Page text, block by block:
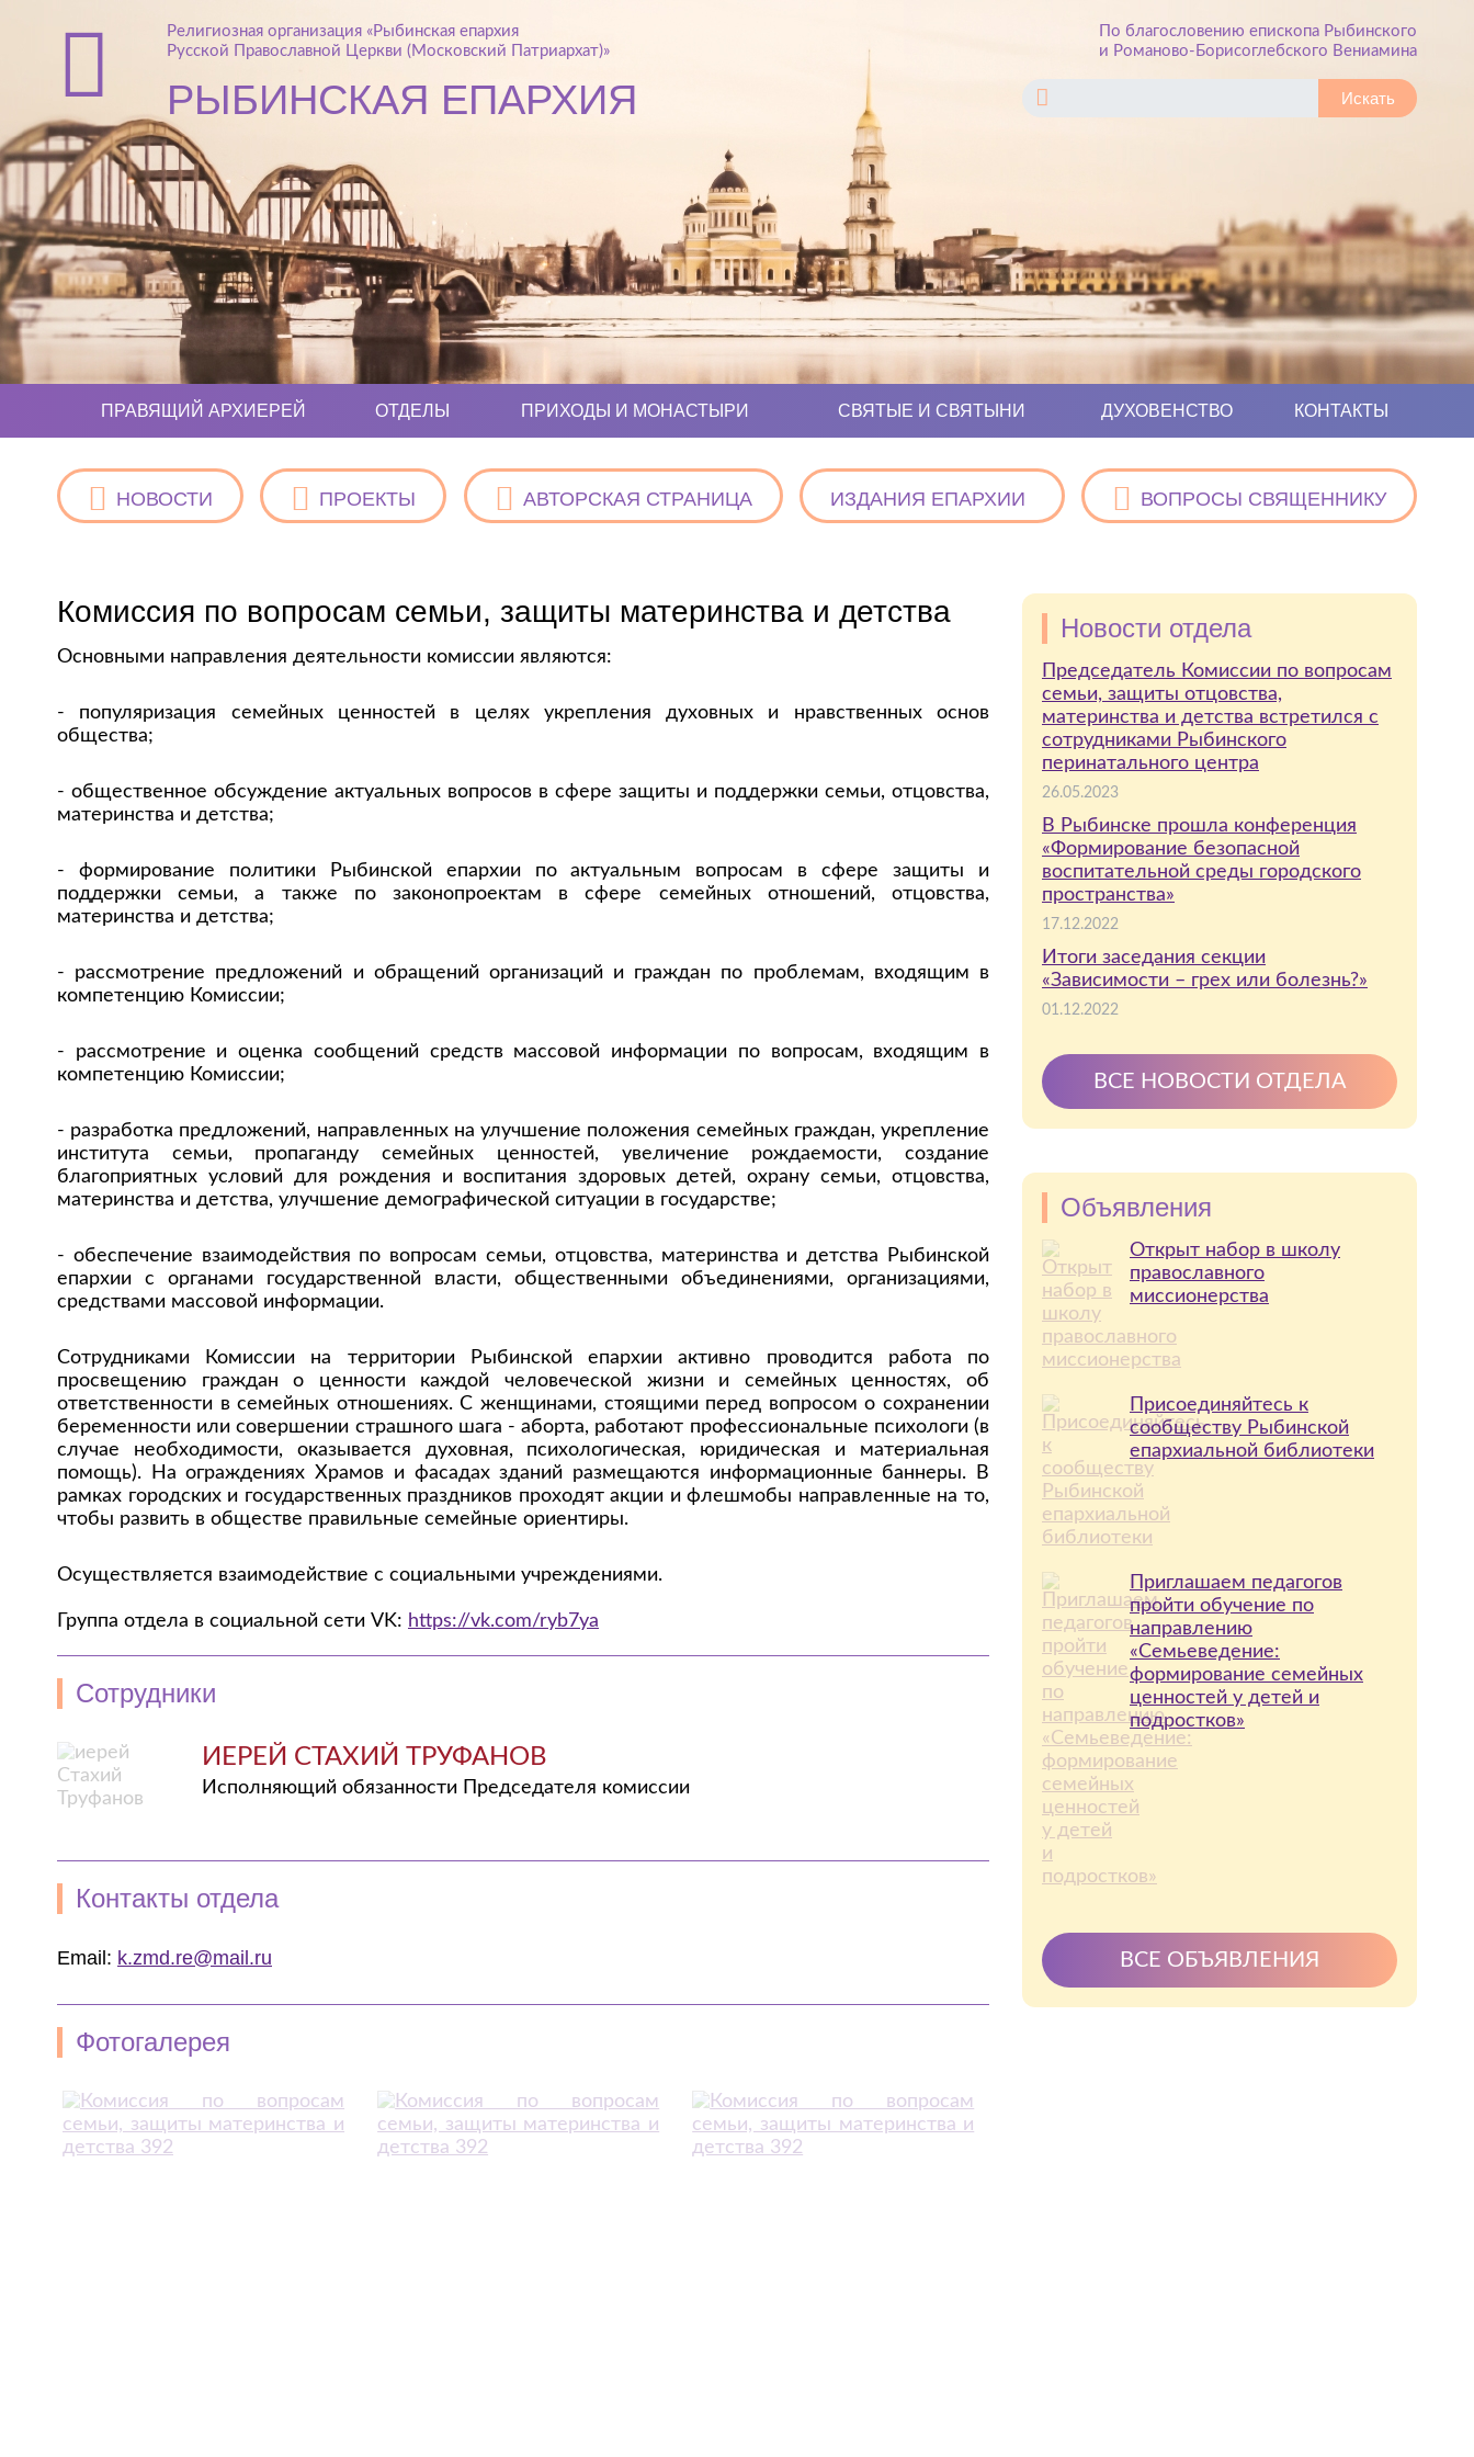
Религиозная организация «Рыбинская епархия
Русской Православной Церкви (Московский Патриархат)»
РЫБИНСКАЯ ЕПАРХИЯ
По благословению епископа Рыбинского
и Романово-Борисоглебского Вениамина
ПРАВЯЩИЙ АРХИЕРЕЙ ОТДЕЛЫ ПРИХОДЫ И МОНАСТЫРИ СВЯТЫЕ И СВЯТЫНИ ДУХОВЕНСТВО КОНТАКТЫ
НОВОСТИ ПРОЕКТЫ АВТОРСКАЯ СТРАНИЦА ИЗДАНИЯ ЕПАРХИИ ВОПРОСЫ СВЯЩЕННИКУ
Комиссия по вопросам семьи, защиты материнства и детства
Основными направления деятельности комиссии являются:
- популяризация семейных ценностей в целях укрепления духовных и нравственных основ
общества;
- общественное обсуждение актуальных вопросов в сфере защиты и поддержки семьи, отцовства,
материнства и детства;
- формирование политики Рыбинской епархии по актуальным вопросам в сфере защиты и
поддержки семьи, а также по законопроектам в сфере семейных отношений, отцовства,
материнства и детства;
- рассмотрение предложений и обращений организаций и граждан по проблемам, входящим в
компетенцию Комиссии;
- рассмотрение и оценка сообщений средств массовой информации по вопросам, входящим в
компетенцию Комиссии;
- разработка предложений, направленных на улучшение положения семейных граждан, укрепление
института семьи, пропаганду семейных ценностей, увеличение рождаемости, создание
благоприятных условий для рождения и воспитания здоровых детей, охрану семьи, отцовства,
материнства и детства, улучшение демографической ситуации в государстве;
- обеспечение взаимодействия по вопросам семьи, отцовства, материнства и детства Рыбинской
епархии с органами государственной власти, общественными объединениями, организациями,
средствами массовой информации.
Сотрудниками Комиссии на территории Рыбинской епархии активно проводится работа по
просвещению граждан о ценности каждой человеческой жизни и семейных ценностях, об
ответственности в семейных отношениях. С женщинами, стоящими перед вопросом о сохранении
беременности или совершении страшного шага - аборта, работают профессиональные психологи (в
случае необходимости, оказывается духовная, психологическая, юридическая и материальная
помощь). На ограждениях Храмов и фасадах зданий размещаются информационные баннеры. В
рамках городских и государственных праздников проходят акции и флешмобы направленные на то,
чтобы развить в обществе правильные семейные ориентиры.
Осуществляется взаимодействие с социальными учреждениями.
Группа отдела в социальной сети VK: https://vk.com/ryb7ya
Сотрудники
ИЕРЕЙ СТАХИЙ ТРУФАНОВ
Исполняющий обязанности Председателя комиссии
Контакты отдела
Email: k.zmd.re@mail.ru
Фотогалерея
Новости отдела
Председатель Комиссии по вопросам
семьи, защиты отцовства,
материнства и детства встретился с
сотрудниками Рыбинского
перинатального центра
26.05.2023
В Рыбинске прошла конференция
«Формирование безопасной
воспитательной среды городского
пространства»
17.12.2022
Итоги заседания секции
«Зависимости – грех или болезнь?»
01.12.2022
ВСЕ НОВОСТИ ОТДЕЛА
Объявления
Открыт набор в школу
православного
миссионерства
Присоединяйтесь к
сообществу Рыбинской
епархиальной библиотеки
Приглашаем педагогов
пройти обучение по
направлению
«Семьеведение:
формирование семейных
ценностей у детей и
подростков»
ВСЕ ОБЪЯВЛЕНИЯ